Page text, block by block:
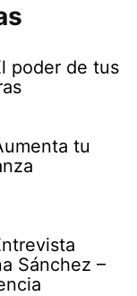
poder de tus
tu
Sánchez –